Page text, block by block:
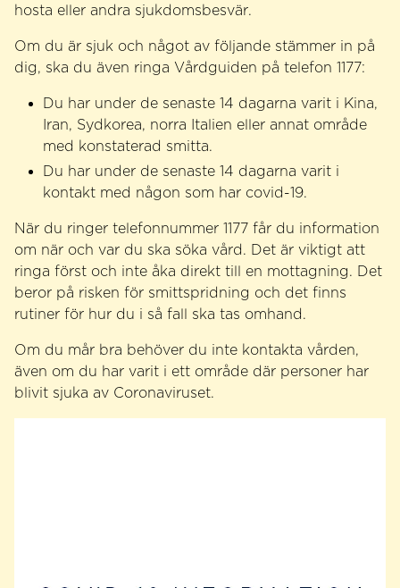
hosta eller andra sjukdomsbesvär.
Om du är sjuk och något av följande stämmer in på
dig, ska du även ringa Vårdguiden på telefon 1177:
Du har under de senaste 14 dagarna varit i Kina,
Iran, Sydkorea, norra Italien eller annat område
med konstaterad smitta.
Du har under de senaste 14 dagarna varit i
kontakt med någon som har covid-19.
När du ringer telefonnummer 1177 får du information
om när och var du ska söka vård. Det är viktigt att
ringa först och inte åka direkt till en mottagning. Det
beror på risken för smittspridning och det finns
rutiner för hur du i så fall ska tas omhand.
Om du mår bra behöver du inte kontakta vården,
även om du har varit i ett område där personer har
blivit sjuka av Coronaviruset.